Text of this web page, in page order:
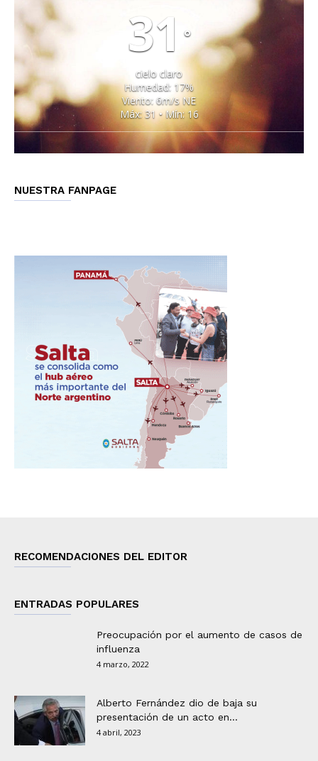
31 °
cielo claro
Humedad: 17%
Viento: 6m/s NE
Máx: 31 • Mín: 16
NUESTRA FANPAGE
RECOMENDACIONES DEL EDITOR
ENTRADAS POPULARES
Preocupación por el aumento de casos de
influenza
4 marzo, 2022
Alberto Fernández dio de baja su
presentación de un acto en...
4 abril, 2023